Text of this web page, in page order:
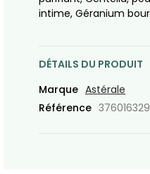
intime, Géranium
DÉTAILS DU PRODUIT
Marque Astérale
Référence